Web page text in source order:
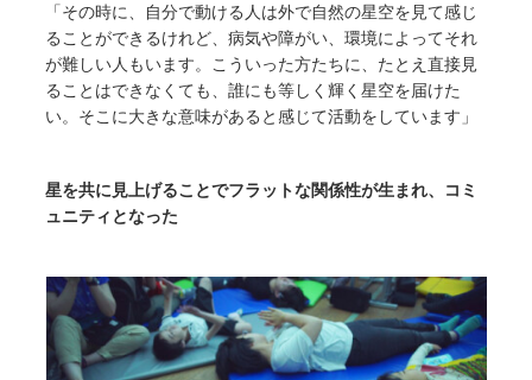
「その時に、自分で動ける人は外で自然の星空を見て感じ
ることができるけれど、病気や障がい、環境によってそれ
が難しい人もいます。こういった方たちに、たとえ直接見
ることはできなくても、誰にも等しく輝く星空を届けた
い。そこに大きな意味があると感じて活動をしています」
星を共に見上げることでフラットな関係性が生まれ、コミ
ュニティとなった